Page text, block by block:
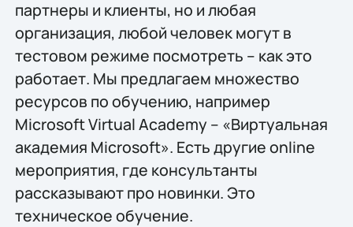
партнеры и клиенты, но и любая
организация, любой человек могут в
тестовом режиме посмотреть – как это
работает. Мы предлагаем множество
ресурсов по обучению, например
Microsoft Virtual Academy – «Виртуальная
академия Microsoft». Есть другие оnline
мероприятия, где консультанты
рассказывают про новинки. Это
техническое обучение.